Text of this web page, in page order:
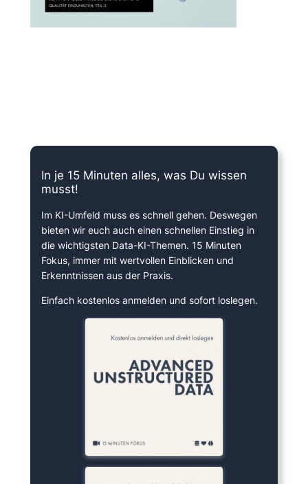
In je 15 Minuten alles, was Du wissen
musst!
Im KI-Umfeld muss es schnell gehen. Deswegen
bieten wir euch auch einen schnellen Einstieg in
die wichtigsten Data-KI-Themen. 15 Minuten
Fokus, immer mit wertvollen Einblicken und
Erkenntnissen aus der Praxis.
Einfach kostenlos anmelden und sofort loslegen.